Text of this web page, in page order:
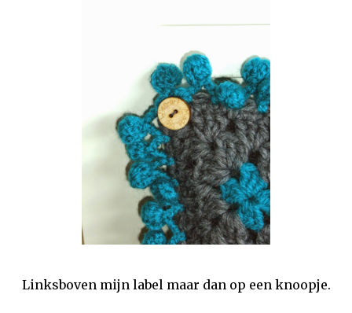
Linksboven mijn label maar dan op een knoopje.